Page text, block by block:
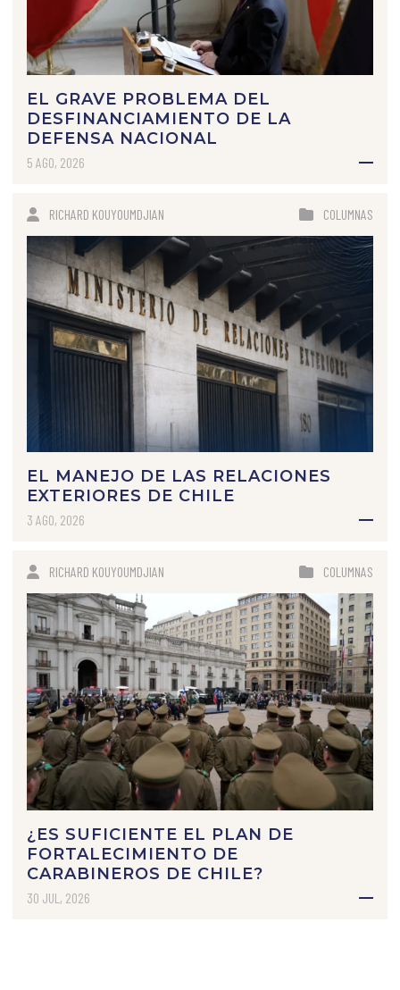
EL GRAVE PROBLEMA DEL
DESFINANCIAMIENTO DE LA
DEFENSA NACIONAL
5 AGO, 2026
RICHARD KOUYOUMDJIAN COLUMNAS
EL MANEJO DE LAS RELACIONES
EXTERIORES DE CHILE
3 AGO, 2026
RICHARD KOUYOUMDJIAN COLUMNAS
¿ES SUFICIENTE EL PLAN DE
FORTALECIMIENTO DE
CARABINEROS DE CHILE?
30 JUL, 2026